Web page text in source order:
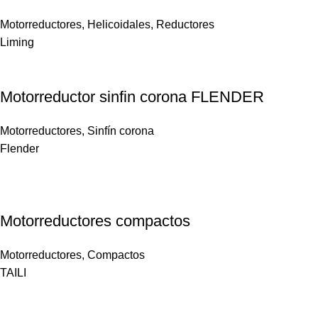
Motorreductores, Helicoidales, Reductores
Liming
Motorreductor sinfin corona FLENDER
Motorreductores, Sinfín corona
Flender
Motorreductores compactos
Motorreductores, Compactos
TAILI